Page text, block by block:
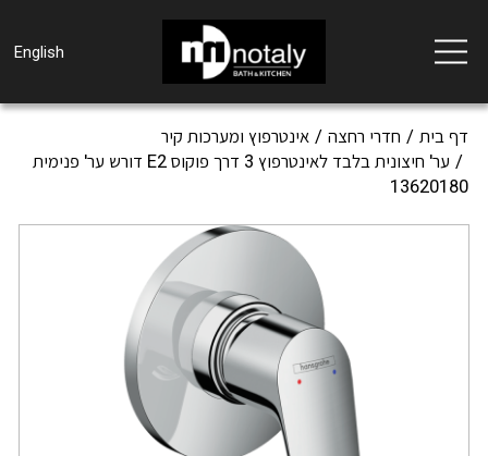
Toggle
navigation
English
דף בית חדרי רחצה
אינטרפוץ ומערכות קיר
ער' חיצונית בלבד לאינטרפוץ 3 דרך פוקוס E2 דורש ער' פנימית
13620180